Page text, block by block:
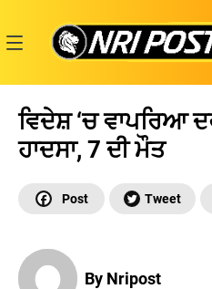
content
ਵਿਦੇਸ਼ ‘ਚ ਵਾਪਰਿਆ
ਹਾਦਸਾ, 7 ਦੀ ਮੌਤ
By Nripost